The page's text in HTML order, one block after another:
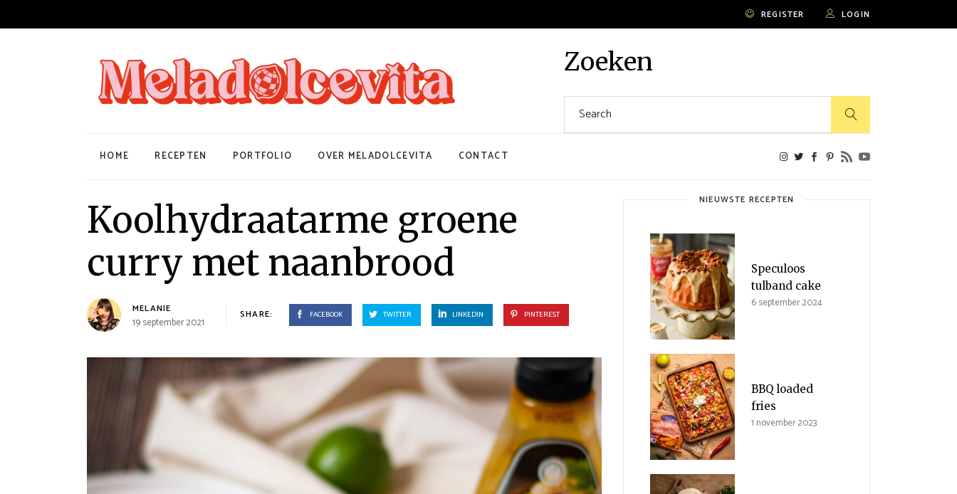
REGISTER LOGIN
Zoeken
Search
HOME RECEPTEN PORTFOLIO OVER MELADOLCEVITA CONTACT
Koolhydraatarme groene
curry met naanbrood
MELANIE
19 september 2021
SHARE: FACEBOOK TWITTER LINKEDIN PINTEREST
NIEUWSTE RECEPTEN
Speculoos
tulband cake
6 september 2024
BBQ loaded
fries
1 november 2023